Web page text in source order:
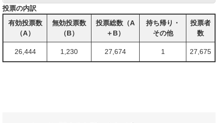
投票の内訳
有効投票数
（A）
無効投票数
（B）
投票総数（A
＋B）
持ち帰り・
その他
投票者
数
26,444 1,230 27,674 1 27,675